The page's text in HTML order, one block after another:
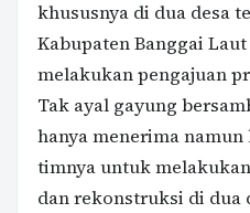
khususnya di dua desa
Kabupaten Banggai
melakukan pengajuan
Tak ayal gayung
hanya menerima
timnya untuk
dan rekonstruksi di dua